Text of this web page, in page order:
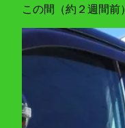
この間（約２週間